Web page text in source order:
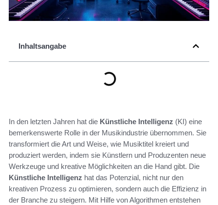
Inhaltsangabe
In den letzten Jahren hat die Künstliche Intelligenz (KI) eine
bemerkenswerte Rolle in der Musikindustrie übernommen. Sie
transformiert die Art und Weise, wie Musiktitel kreiert und
produziert werden, indem sie Künstlern und Produzenten neue
Werkzeuge und kreative Möglichkeiten an die Hand gibt. Die
Künstliche Intelligenz hat das Potenzial, nicht nur den
kreativen Prozess zu optimieren, sondern auch die Effizienz in
der Branche zu steigern. Mit Hilfe von Algorithmen entstehen